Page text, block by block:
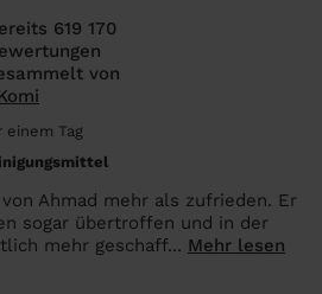
619 170
von
einem Tag
Ahmad mehr als zufrieden. Er
sogar übertroffen und in der
mehr geschaff... Mehr lesen